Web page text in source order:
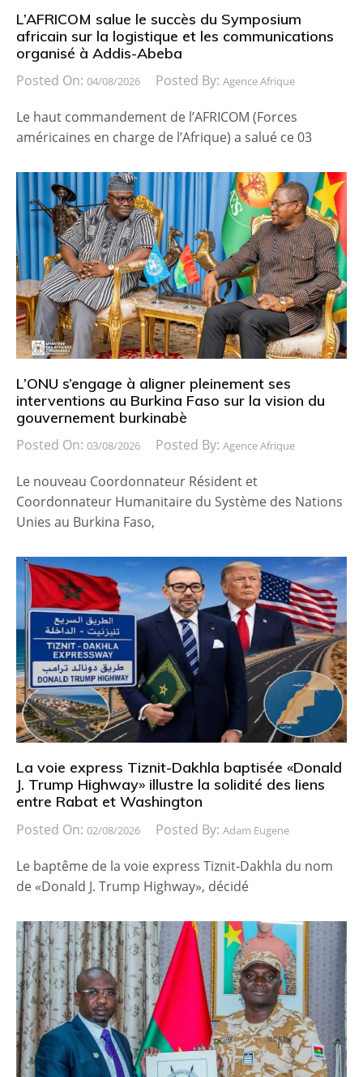
L’AFRICOM salue le succès du Symposium
africain sur la logistique et les communications
organisé à Addis-Abeba
Posted On: 04/08/2026 Posted By: Agence Afrique
Le haut commandement de l’AFRICOM (Forces
américaines en charge de l’Afrique) a salué ce 03
L’ONU s’engage à aligner pleinement ses
interventions au Burkina Faso sur la vision du
gouvernement burkinabè
Posted On: 03/08/2026 Posted By: Agence Afrique
Le nouveau Coordonnateur Résident et
Coordonnateur Humanitaire du Système des Nations
Unies au Burkina Faso,
La voie express Tiznit-Dakhla baptisée «Donald
J. Trump Highway» illustre la solidité des liens
entre Rabat et Washington
Posted On: 02/08/2026 Posted By: Adam Eugene
Le baptême de la voie express Tiznit-Dakhla du nom
de «Donald J. Trump Highway», décidé